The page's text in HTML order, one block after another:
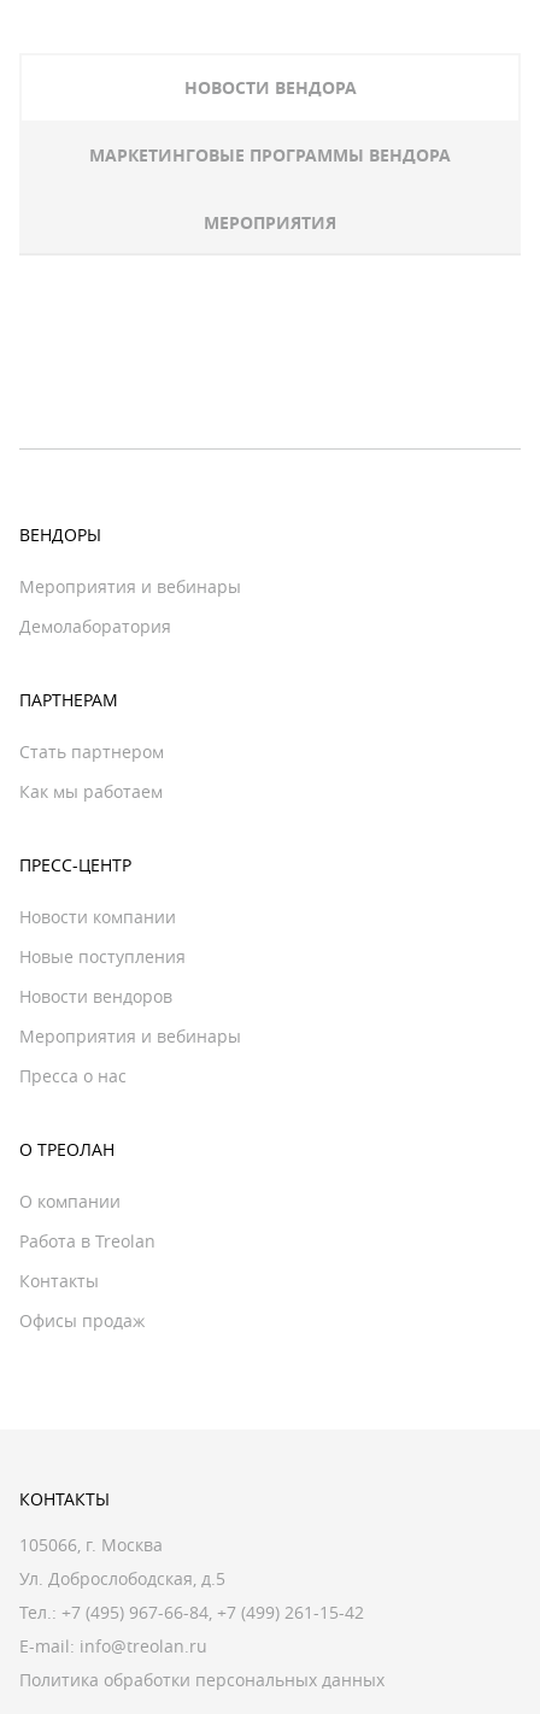
НОВОСТИ ВЕНДОРА
МАРКЕТИНГОВЫЕ ПРОГРАММЫ ВЕНДОРА
МЕРОПРИЯТИЯ
ВЕНДОРЫ
Мероприятия и вебинары
Демолаборатория
ПАРТНЕРАМ
Стать партнером
Как мы работаем
ПРЕСС-ЦЕНТР
Новости компании
Новые поступления
Новости вендоров
Мероприятия и вебинары
Пресса о нас
О ТРЕОЛАН
О компании
Работа в Treolan
Контакты
Офисы продаж
КОНТАКТЫ
105066, г. Москва
Ул. Доброслободская, д.5
Тел.: +7 (495) 967-66-84, +7 (499) 261-15-42
E-mail: info@treolan.ru
Политика обработки персональных данных